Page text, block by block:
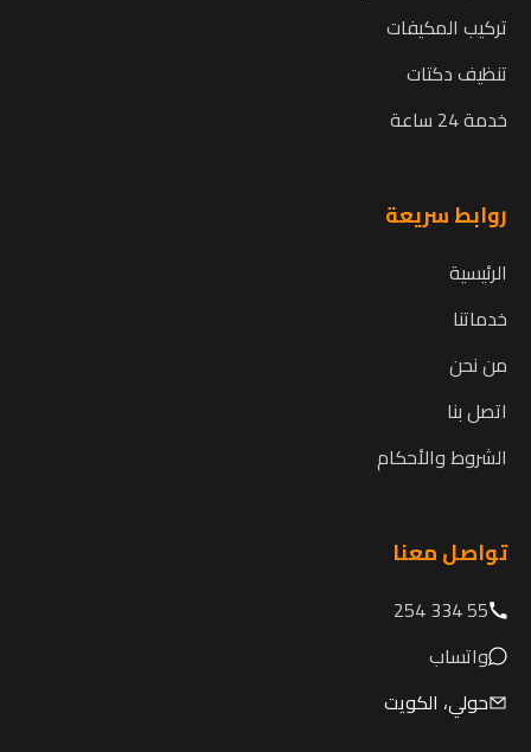
تركيب المكيفات
تنظيف دكتات
خدمة 24 ساعة
روابط سريعة
الرئيسية
خدماتنا
من نحن
اتصل بنا
الشروط والأحكام
تواصل معنا
55 334 254
واتساب
حولي، الكويت